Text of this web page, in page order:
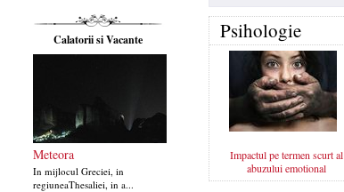
Calatorii si Vacante
Meteora
In mijlocul Greciei, in
regiuneaThesaliei, in a...
Psihologie
Impactul pe termen scurt al
abuzului emotional